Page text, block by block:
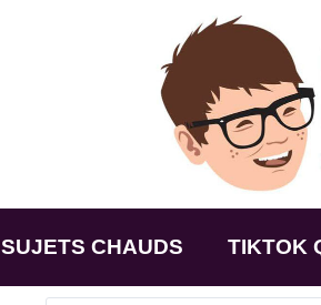
SUJETS CHAUDS TIKTOK